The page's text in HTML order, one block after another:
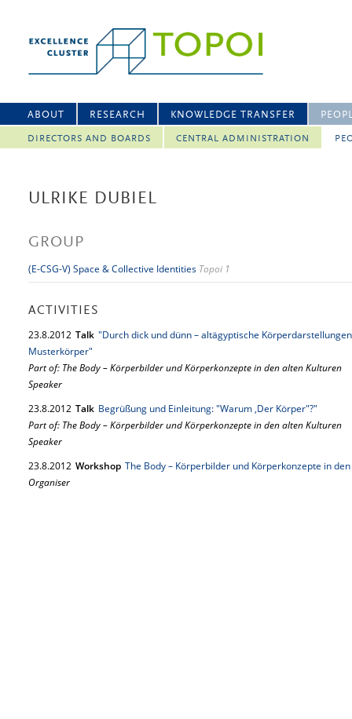
ABOUT RESEARCH KNOWLEDGE TRANSFER
DIRECTORS AND BOARDS CENTRAL ADMINISTRATION
ULRIKE DUBIEL
GROUP
(E-CSG-V) Space & Collective Identities Topoi 1
ACTIVITIES
23.8.2012 Talk "Durch dick und dünn – altägyptische
Musterkörper"
Part of: The Body – Körperbilder und Körperkonzepte in den alten Kulturen
Speaker
23.8.2012 Talk Begrüßung und Einleitung: "Warum ‚Der Körper"?"
Part of: The Body – Körperbilder und Körperkonzepte in den alten Kulturen
Speaker
23.8.2012 Workshop The Body – Körperbilder und Körperkonzepte in
Organiser